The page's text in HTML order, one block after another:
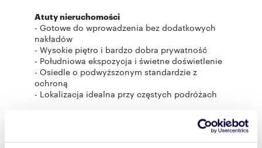
Atuty nieruchomości
- Gotowe do wprowadzenia bez dodatkowych
nakładów
- Wysokie piętro i bardzo dobra prywatność
- Południowa ekspozycja i świetne doświetlenie
- Osiedle o podwyższonym standardzie z
ochroną
- Lokalizacja idealna przy częstych podróżach
Zapraszamy do kontaktu oraz umówienia się na
prezentację — to mieszkanie najlepiej ocenić na